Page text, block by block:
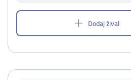
Dodaj žival